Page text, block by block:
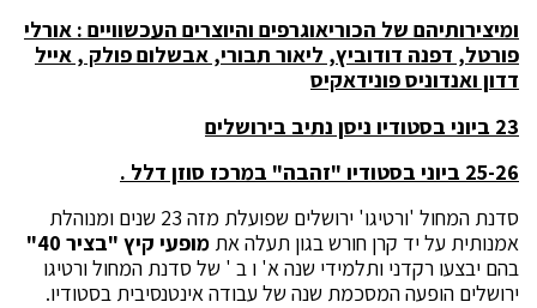
ומיצירותיהם של הכוריאוגרפים והיוצרים העכשוויים : אורלי
פורטל, דפנה דודוביץ, ליאור תבורי, אבשלום פולק , אייל
דדון ואנדוניס פונידאקיס
23 ביוני בסטודיו ניסן נתיב בירושלים
25-26 ביוני בסטודיו "זהבה" במרכז סוזן דלל .
סדנת המחול 'ורטיגו' ירושלים שפועלת מזה 23 שנים ומנוהלת
אמנותית על יד קרן חורש בגון תעלה את מופעי קיץ "בציר 40"
בהם יבצעו רקדני ותלמידי שנה א' ו ב ' של סדנת המחול ורטיגו
ירושלים הופעה המסכמת שנה של עבודה אינטנסיבית בסטודיו.